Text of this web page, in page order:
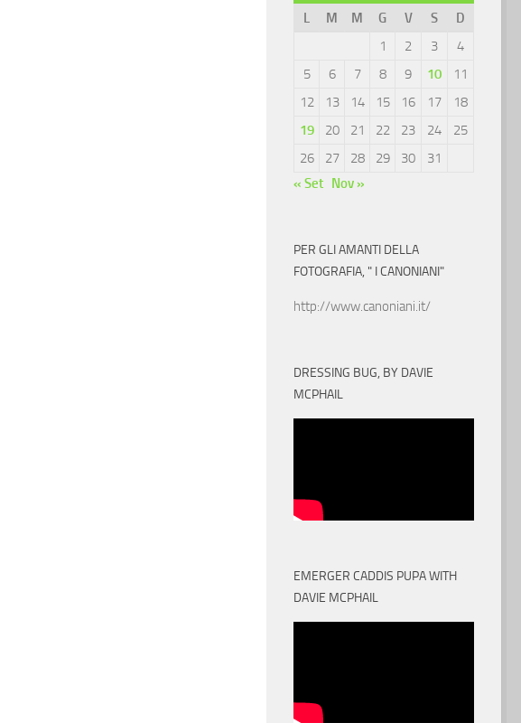
L
M M G V S
D
1
2 3
4
5
6 7 8 9 10
11
12
13 14 15 16 17
18
19
20 21 22 23 24
25
26
27 28 29 30
31
« Set Nov »
PER GLI AMANTI DELLA
FOTOGRAFIA, " I CANONIANI"
http://www.canoniani.it/
DRESSING BUG, BY DAVIE
MCPHAIL
EMERGER CADDIS PUPA WITH
DAVIE MCPHAIL